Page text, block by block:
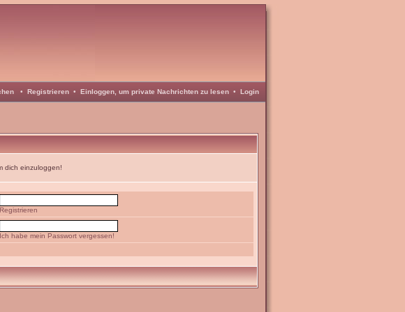
• Registrieren • Einloggen, um private Nachrichten zu lesen • Login
dich einzuloggen!
Registrieren
Ich habe mein Passwort vergessen!